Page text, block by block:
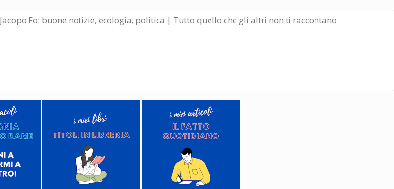
Jacopo Fo: buone notizie, ecologia, politica | Tutto quello che gli altri non ti raccontano